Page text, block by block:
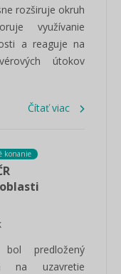
rozširuje okruh
využívanie
a reaguje na
útokov
Čítať viac
konanie
predložený
na uzavretie